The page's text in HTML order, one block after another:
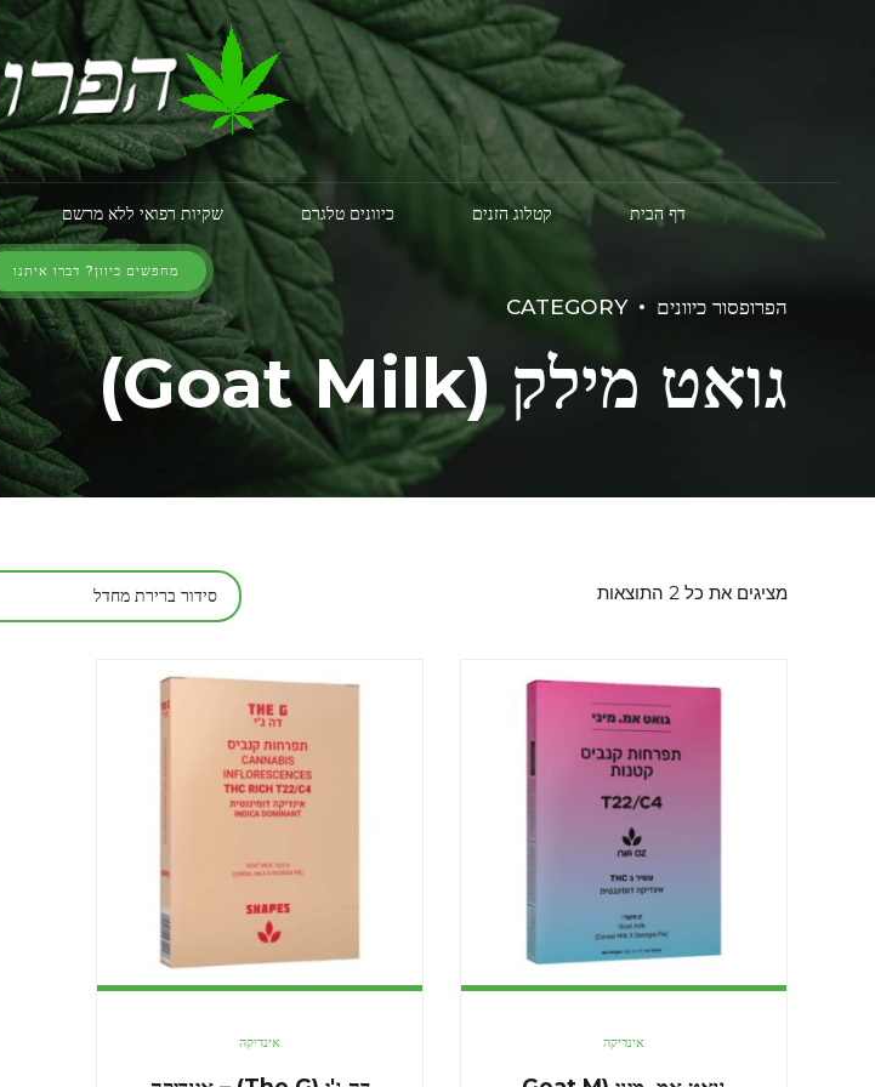
דף הבית קטלוג הזנים כיוונים טלגרם שקיות רפואי ללא מרשם
מחפשים כיוון? דברו איתנו
הפרופסור כיוונים CATEGORY
גואט מילק (Goat Milk)
מציגים את כל ⁦2⁩ התוצאות
אינדיקה אינדיקה